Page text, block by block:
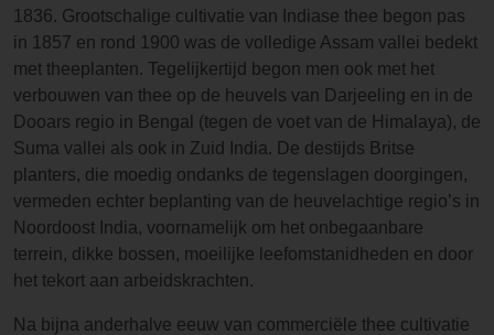
1836. Grootschalige cultivatie van Indiase thee begon pas
in 1857 en rond 1900 was de volledige Assam vallei bedekt
met theeplanten. Tegelijkertijd begon men ook met het
verbouwen van thee op de heuvels van Darjeeling en in de
Dooars regio in Bengal (tegen de voet van de Himalaya), de
Suma vallei als ook in Zuid India. De destijds Britse
planters, die moedig ondanks de tegenslagen doorgingen,
vermeden echter beplanting van de heuvelachtige regio’s in
Noordoost India, voornamelijk om het onbegaanbare
terrein, dikke bossen, moeilijke leefomstanidheden en door
het tekort aan arbeidskrachten.
Na bijna anderhalve eeuw van commerciële thee cultivatie